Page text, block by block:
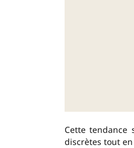
Cette tendance
discrètes tout